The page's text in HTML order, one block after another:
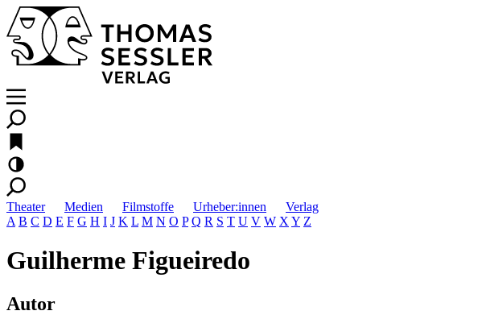
Theater Medien Filmstoffe Urheber:innen
Verlag
A B C D E F G H I J K L M N O P Q R S T U V W X Y Z
Guilherme Figueiredo
Autor